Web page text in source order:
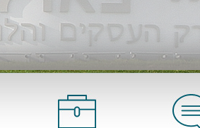
שוהם
לפרטים נוספים